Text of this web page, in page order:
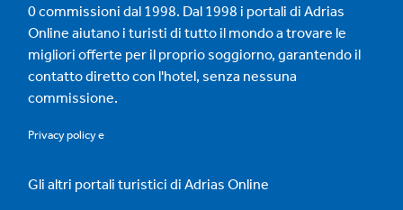
0 commissioni dal 1998. Dal 1998 i portali di Adrias
Online aiutano i turisti di tutto il mondo a trovare le
migliori offerte per il proprio soggiorno, garantendo il
contatto diretto con l'hotel, senza nessuna
commissione.
Privacy policye
Gli altri portali turistici di Adrias Online